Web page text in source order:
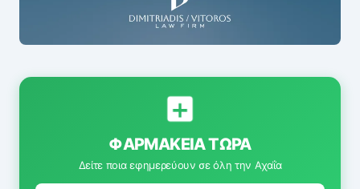
ΦΑΡΜΑΚΕΊΑ ΤΏΡΑ
Δείτε ποια εφημερεύουν σε όλη την Αχαΐα